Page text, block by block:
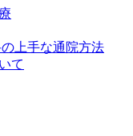
上手な通院方法
て